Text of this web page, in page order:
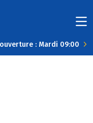
: Mardi 09:00